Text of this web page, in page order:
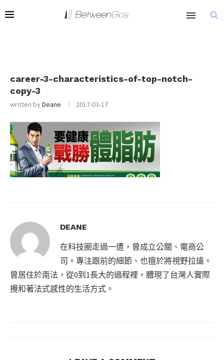
career-3-characteristics-of-top-notch-
copy-3
written byDeane 2017-03-17
DEANE
在科技圈走過一遭，曾成立公關、電商公
司。專注跟前的細節、也擅於將視野拉遠。
曾居住於南法，從0到1長大的過程裡，體現了台灣人實際
攪和著法式感性的生活方式。